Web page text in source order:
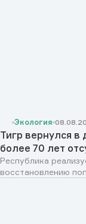
Экология
Тигр вернулся в
более 70 лет
Республика
восстановлению